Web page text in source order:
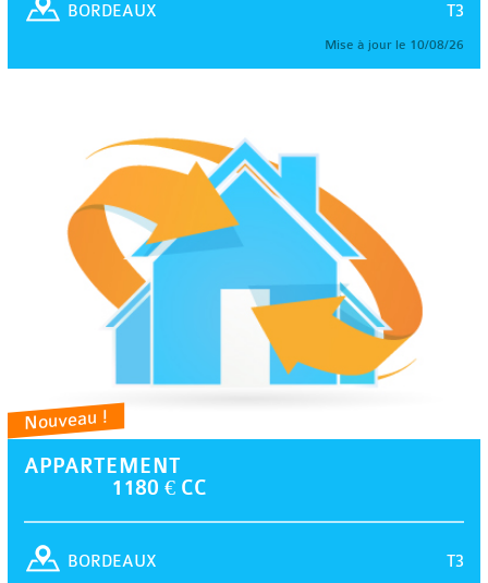
T3
BORDEAUX
Mise à jour le 10/08/26
Nouveau !
APPARTEMENT
1180 € CC
T3
BORDEAUX